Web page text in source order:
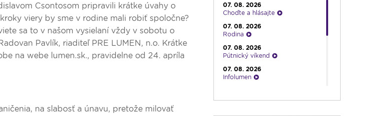
Csontosom pripravili krátke úvahy o
viery by sme v rodine mali robiť spoločne?
sa to v našom vysielaní vždy v sobotu o
Pavlík, riaditeľ PRE LUMEN, n.o. Krátke
na webe lumen.sk., pravidelne od 24. apríla
na slabosť a únavu, pretože milovať
07. 08. 2026
Choďte a hlásajte
07. 08. 2026
Rodina
07. 08. 2026
Pútnický víkend
07. 08. 2026
Infolumen
Rádio Vatikán - SK